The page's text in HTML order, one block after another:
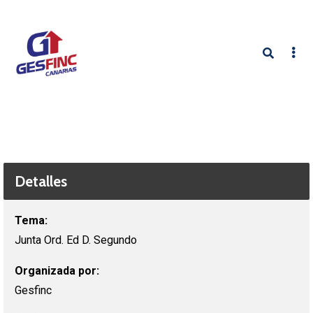
Detalles
Tema:
Junta Ord. Ed D. Segundo
Organizada por:
Gesfinc